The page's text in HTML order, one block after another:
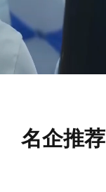
们
名企推荐